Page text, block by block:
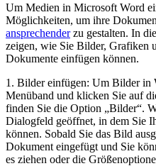
Um Medien in Microsoft Word
Möglichkeiten, um ihre
ansprechenderzu gestalten. In
zeigen, wie Sie⁢ Bilder, Grafiken
Dokumente einfügen können.
1. Bilder einfügen: Um Bilder in
Menüband und klicken Sie auf
finden Sie die Option „Bilder“.
Dialogfeld geöffnet, in dem Sie
können. Sobald⁢ Sie das Bild
Dokument eingefügt und Sie
es ziehen oder die